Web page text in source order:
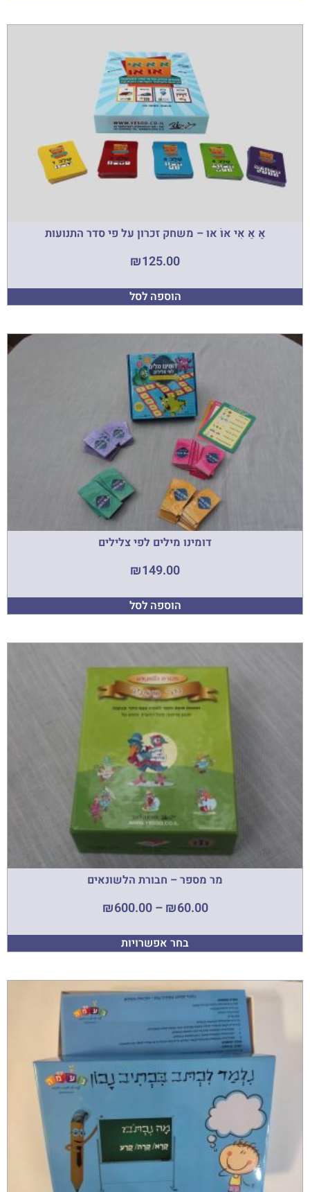
אַ אֵ אִי אוֹ אוּ – משחק זכרון על פי סדר התנועות
₪125.00
הוספה לסל
דומינו מילים לפי צלילים
₪149.00
הוספה לסל
מר מספר – חבורת הלשונאים
₪60.00
–
₪600.00
בחר אפשרויות